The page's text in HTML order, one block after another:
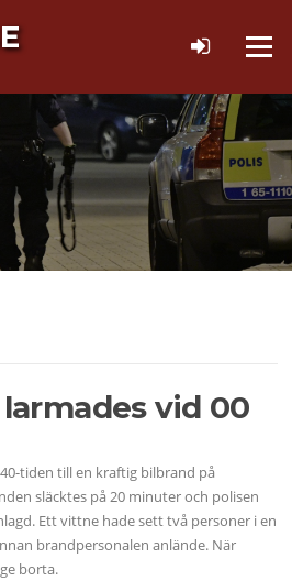
Meny
vid 00
tiden till en kraftig bilbrand på
släcktes på 20 minuter och polisen
Ett vittne hade sett två personer i en
brandpersonalen anlände. När
borta.